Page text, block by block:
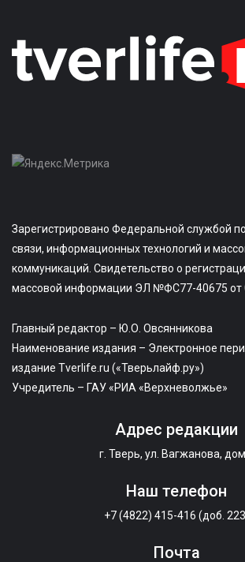
Зарегистрировано Федеральной службой
связи, информационных технологий и
коммуникаций. Свидетельство о
массовой информации ЭЛ №ФС77-40675 от
Главный редактор – Ю.О. Овсянникова
Наименование издания – Электронное
издание Tverlife.ru («Тверьлайф.ру»)
Учредитель – ГАУ «РИА «Верхневолжье»
Адрес редакции
г. Тверь, ул. Вагжанова,
Наш телефон
+7 (4822) 415-416 (доб.
Почта